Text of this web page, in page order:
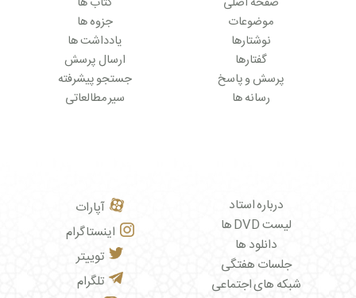
موضوعات
نوشتارها
گفتارها
پرسش و پاسخ
رسانه ها
جزوه ها
یادداشت ها
ارسال پرسش
جستجو پیشرفته
سیر مطالعاتی
درباره استاد
لیست DVD ها
دانلود ها
جلسات هفتگی
شبکه های اجتماعی
آپارات
اینستاگرام
توییتر
تلگرام